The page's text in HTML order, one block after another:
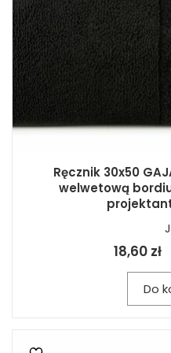
Ręcznik 30x50
welwetową
18,60 zł
Do